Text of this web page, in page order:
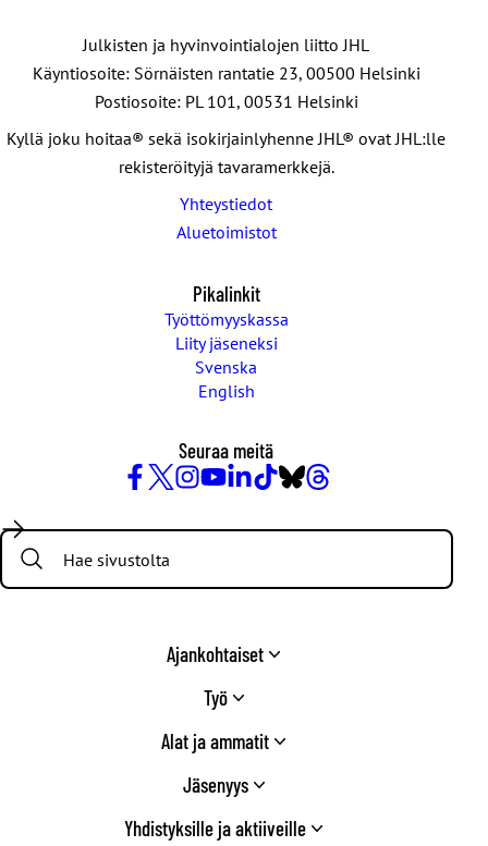
Julkisten ja hyvinvointialojen liitto JHL
Käyntiosoite: Sörnäisten rantatie 23, 00500 Helsinki
Postiosoite: PL 101, 00531 Helsinki
Kyllä joku hoitaa® sekä isokirjainlyhenne JHL® ovat JHL:lle
rekisteröityjä tavaramerkkejä.
Yhteystiedot
Aluetoimistot
Pikalinkit
Työttömyyskassa
Liity jäseneksi
Svenska
English
Seuraa meitä
/
Twitter
Search:
Ajankohtaiset
Työ
Alat ja ammatit
Jäsenyys
Yhdistyksille ja aktiiveille